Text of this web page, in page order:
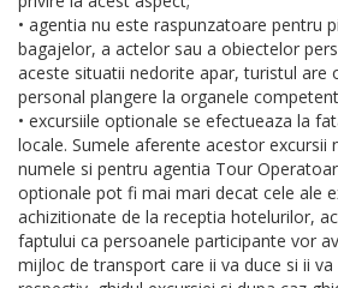
• agentia nu este raspunzatoare pentru
bagajelor, a actelor sau a obiectelor
aceste situatii nedorite apar, turistul are
personal plangere la organele
• excursiile optionale se efectueaza la
locale. Sumele aferente acestor excursii
numele si pentru agentia Tour
optionale pot fi mai mari decat cele ale
achizitionate de la receptia hotelurilor,
faptului ca persoanele participante vor
mijloc de transport care ii va duce si ii